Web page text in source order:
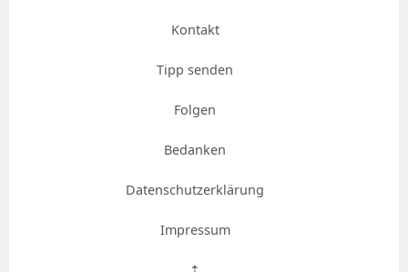
Kontakt
Tipp senden
Folgen
Bedanken
Datenschutzerklärung
Impressum